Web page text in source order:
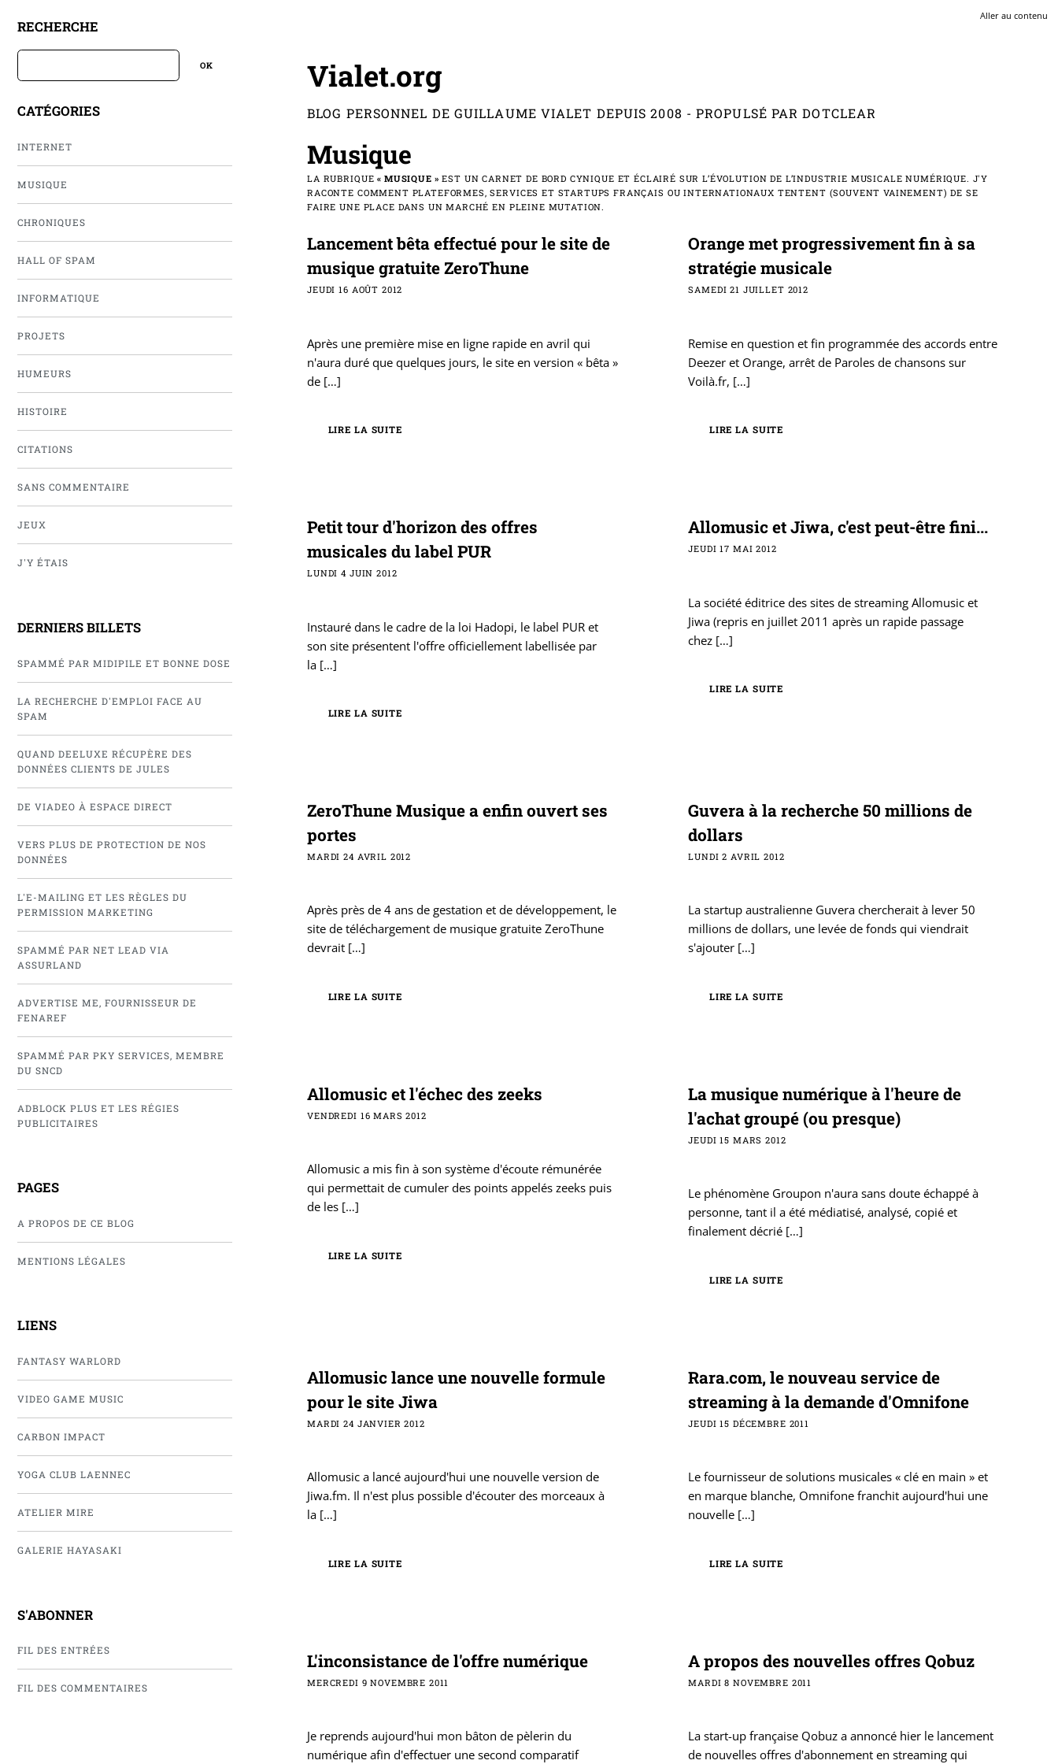
Aller au contenu
RECHERCHE
CATÉGORIES
INTERNET
MUSIQUE
CHRONIQUES
HALL OF SPAM
INFORMATIQUE
PROJETS
HUMEURS
HISTOIRE
CITATIONS
SANS COMMENTAIRE
JEUX
J'Y ÉTAIS
DERNIERS BILLETS
SPAMMÉ PAR MIDIPILE ET BONNE DOSE
LA RECHERCHE D'EMPLOI FACE AU
SPAM
QUAND DEELUXE RÉCUPÈRE DES
DONNÉES CLIENTS DE JULES
DE VIADEO À ESPACE DIRECT
VERS PLUS DE PROTECTION DE NOS
DONNÉES
L'E-MAILING ET LES RÈGLES DU
PERMISSION MARKETING
SPAMMÉ PAR NET LEAD VIA
ASSURLAND
ADVERTISE ME, FOURNISSEUR DE
FENAREF
SPAMMÉ PAR PKY SERVICES, MEMBRE
DU SNCD
ADBLOCK PLUS ET LES RÉGIES
PUBLICITAIRES
PAGES
A PROPOS DE CE BLOG
MENTIONS LÉGALES
LIENS
FANTASY WARLORD
VIDEO GAME MUSIC
CARBON IMPACT
YOGA CLUB LAENNEC
ATELIER MIRE
GALERIE HAYASAKI
S'ABONNER
FIL DES ENTRÉES
FIL DES COMMENTAIRES
Vialet.org
BLOG PERSONNEL DE GUILLAUME VIALET DEPUIS 2008 - PROPULSÉ PAR DOTCLEAR
Musique
LA RUBRIQUE« MUSIQUE » EST UN CARNET DE BORD CYNIQUE ET ÉCLAIRÉ SUR L’ÉVOLUTION DE L’INDUSTRIE MUSICALE NUMÉRIQUE. J'Y
RACONTE COMMENT PLATEFORMES, SERVICES ET STARTUPS FRANÇAIS OU INTERNATIONAUX TENTENT (SOUVENT VAINEMENT) DE SE
FAIRE UNE PLACE DANS UN MARCHÉ EN PLEINE MUTATION.
Lancement bêta effectué pour le site de
musique gratuite ZeroThune
JEUDI 16 AOÛT 2012
Après une première mise en ligne rapide en avril qui
n'aura duré que quelques jours, le site en version « bêta »
de […]
LIRE LA SUITE
Orange met progressivement fin à sa
stratégie musicale
SAMEDI 21 JUILLET 2012
Remise en question et fin programmée des accords entre
Deezer et Orange, arrêt de Paroles de chansons sur
Voilà.fr, […]
LIRE LA SUITE
Petit tour d'horizon des offres
musicales du label PUR
LUNDI 4 JUIN 2012
Instauré dans le cadre de la loi Hadopi, le label PUR et
son site présentent l'offre officiellement labellisée par
la […]
LIRE LA SUITE
Allomusic et Jiwa, c'est peut-être fini...
JEUDI 17 MAI 2012
La société éditrice des sites de streaming Allomusic et
Jiwa (repris en juillet 2011 après un rapide passage
chez […]
LIRE LA SUITE
ZeroThune Musique a enfin ouvert ses
portes
MARDI 24 AVRIL 2012
Après près de 4 ans de gestation et de développement, le
site de téléchargement de musique gratuite ZeroThune
devrait […]
LIRE LA SUITE
Guvera à la recherche 50 millions de
dollars
LUNDI 2 AVRIL 2012
La startup australienne Guvera chercherait à lever 50
millions de dollars, une levée de fonds qui viendrait
s'ajouter […]
LIRE LA SUITE
Allomusic et l'échec des zeeks
VENDREDI 16 MARS 2012
Allomusic a mis fin à son système d'écoute rémunérée
qui permettait de cumuler des points appelés zeeks puis
de les […]
LIRE LA SUITE
La musique numérique à l'heure de
l'achat groupé (ou presque)
JEUDI 15 MARS 2012
Le phénomène Groupon n'aura sans doute échappé à
personne, tant il a été médiatisé, analysé, copié et
finalement décrié […]
LIRE LA SUITE
Allomusic lance une nouvelle formule
pour le site Jiwa
MARDI 24 JANVIER 2012
Allomusic a lancé aujourd'hui une nouvelle version de
Jiwa.fm. Il n'est plus possible d'écouter des morceaux à
la […]
LIRE LA SUITE
Rara.com, le nouveau service de
streaming à la demande d'Omnifone
JEUDI 15 DÉCEMBRE 2011
Le fournisseur de solutions musicales « clé en main » et
en marque blanche, Omnifone franchit aujourd'hui une
nouvelle […]
LIRE LA SUITE
L'inconsistance de l'offre numérique
MERCREDI 9 NOVEMBRE 2011
Je reprends aujourd'hui mon bâton de pèlerin du
numérique afin d'effectuer une second comparatif
A propos des nouvelles offres Qobuz
MARDI 8 NOVEMBRE 2011
La start-up française Qobuz a annoncé hier le lancement
de nouvelles offres d'abonnement en streaming qui